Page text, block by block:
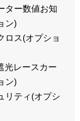
ター数値お知
ン)
ロス(オプショ
光レースカー
ン)
リティ(オプシ